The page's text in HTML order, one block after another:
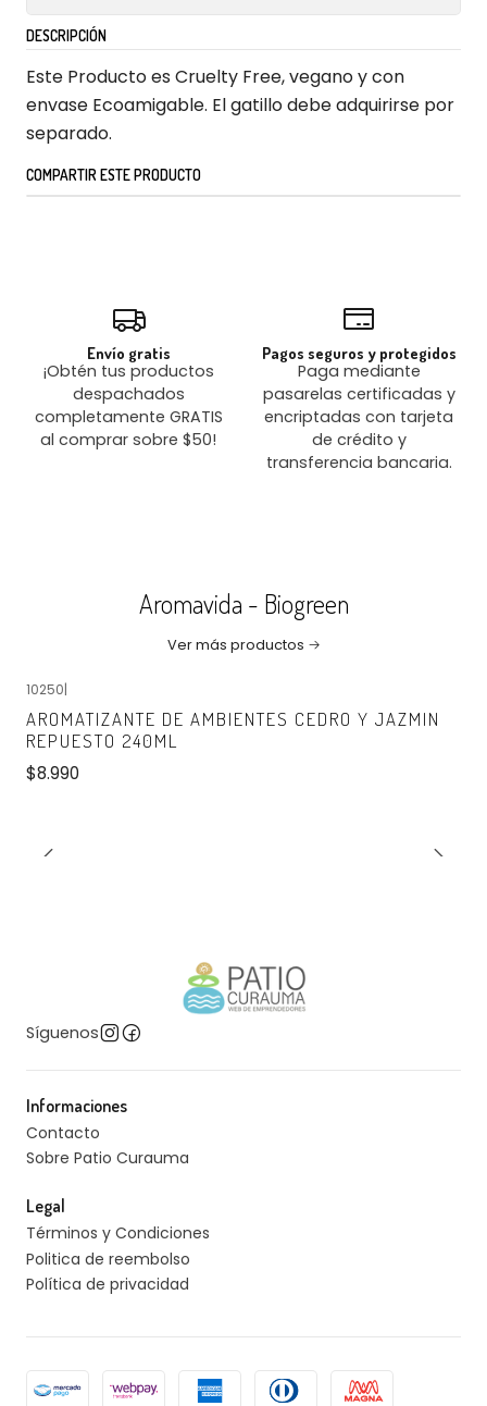
DESCRIPCIÓN
Este Producto es Cruelty Free, vegano y con
envase Ecoamigable. El gatillo debe adquirirse por
separado.
COMPARTIR ESTE PRODUCTO
Envío gratis
¡Obtén tus productos
despachados
completamente GRATIS
al comprar sobre $50!
Pagos seguros y protegidos
Paga mediante
pasarelas certificadas y
encriptadas con tarjeta
de crédito y
transferencia bancaria.
Aromavida - Biogreen
Ver más productos
10250|
AROMATIZANTE DE AMBIENTES CEDRO Y JAZMIN
REPUESTO 240ML
$8.990
Síguenos
Informaciones
Contacto
Sobre Patio Curauma
Legal
Términos y Condiciones
Politica de reembolso
Política de privacidad